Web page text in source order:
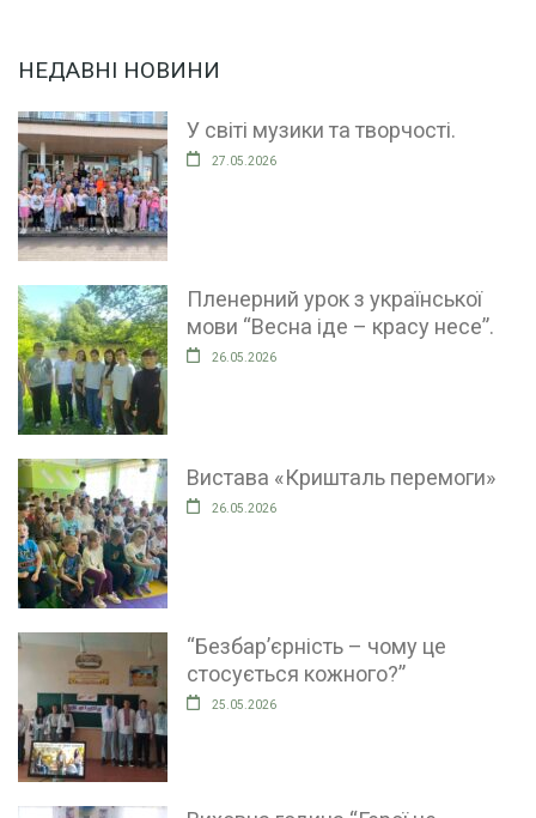
НЕДАВНІ НОВИНИ
У світі музики та творчості.
27.05.2026
Пленерний урок з української
мови “Весна іде – красу несе”.
26.05.2026
Вистава «Кришталь перемоги»
26.05.2026
“Безбар’єрність – чому це
стосується кожного?”
25.05.2026